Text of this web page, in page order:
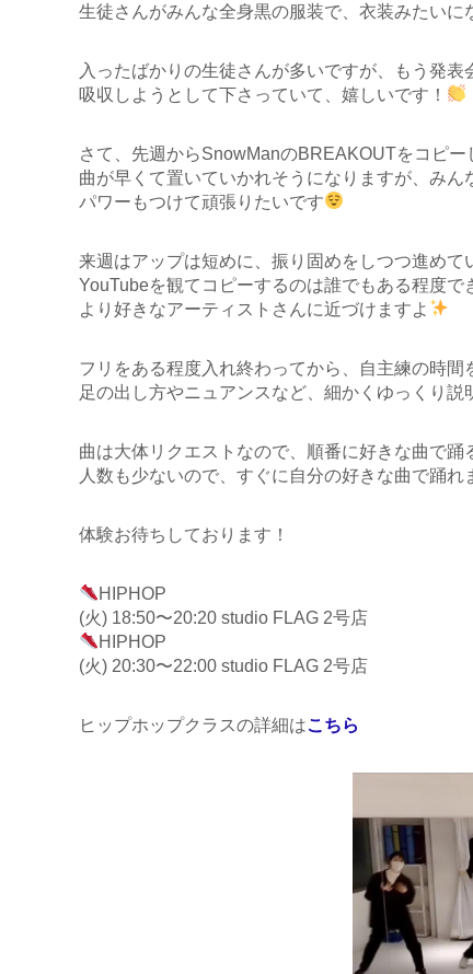
生徒さんがみんな全身黒の服装で、衣装みたいに
入ったばかりの生徒さんが多いですが、もう発
吸収しようとして下さっていて、嬉しいです！
さて、先週からSnowManのBREAKOUTをコピー
曲が早くて置いていかれそうになりますが、み
パワーもつけて頑張りたいです
来週はアップは短めに、振り固めをしつつ進めて
YouTubeを観てコピーするのは誰でもある程度
より好きなアーティストさんに近づけますよ
フリをある程度入れ終わってから、自主練の時間
足の出し方やニュアンスなど、細かくゆっくり
曲は大体リクエストなので、順番に好きな曲で
人数も少ないので、すぐに自分の好きな曲で踊れ
体験お待ちしております！
HIPHOP
(火) 18:50〜20:20 studio FLAG 2号店
HIPHOP
(火) 20:30〜22:00 studio FLAG 2号店
ヒップホップクラスの詳細はこちら